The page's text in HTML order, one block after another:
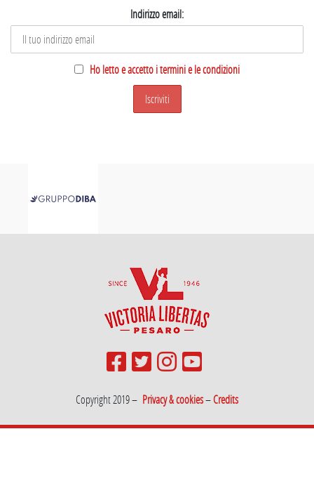
Indirizzo email:
Ho letto e accetto i termini e le condizioni
Copyright 2019 – Privacy & cookies–Credits